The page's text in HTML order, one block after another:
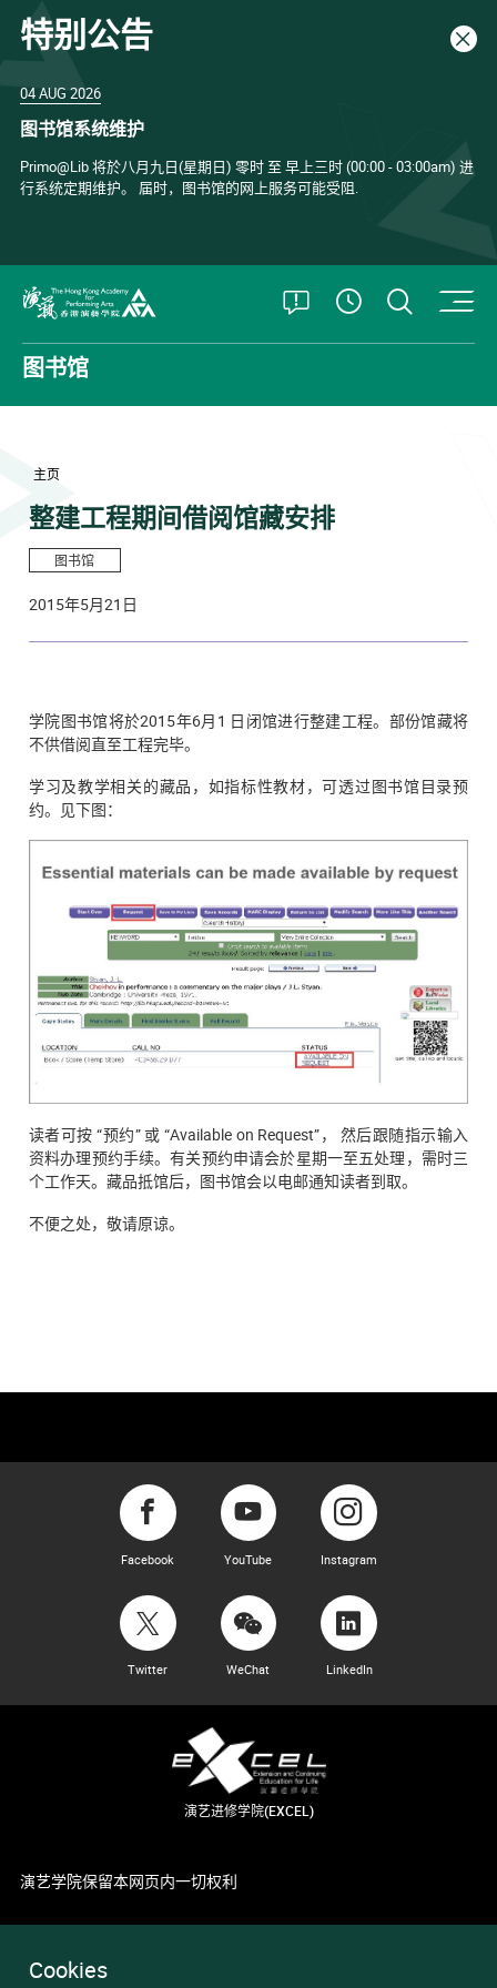
特别公告 关闭
04 AUG 2026
图书馆系统维护
Primo@Lib 将於八月九日(星期日) 零时 至 早上三时 (00:00 - 03:00am) 进
行系统定期维护。 届时，图书馆的网上服务可能受阻.
打开特别公告
查看開放時
打开
图书馆
Cookies
主页
整建工程期间借阅馆藏安排
图书馆
2015年5月21日
学院图书馆将於2015年6月1 日闭馆进行整建工程。部份馆藏将
不供借阅直至工程完毕。
学习及教学相关的藏品，如指标性教材，可透过图书馆目录预
约。见下图：
读者可按 “预约” 或 “Available on Request”， 然后跟随指示输入
资料办理预约手续。有关预约申请会於星期一至五处理，需时三
个工作天。藏品抵馆后，图书馆会以电邮通知读者到取。
不便之处，敬请原谅。
Facebook YouTube Instagram
Twitter WeChat LinkedIn
演艺进修学院(EXCEL)
演艺学院保留本网页内一切权利